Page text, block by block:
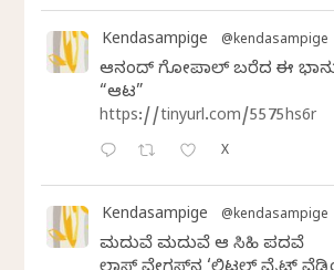
Kendasampige @kendasampige
ಆನಂದ್‌ ಗೋಪಾಲ್‌ ಬರೆದ ಈ
“ಆಟ”
https://tinyurl.com/5575hs6r
X
Kendasampige @kendasampige
ಮದುವೆ ಮದುವೆ ಆ ಸಿಹಿ ಪದವೆ